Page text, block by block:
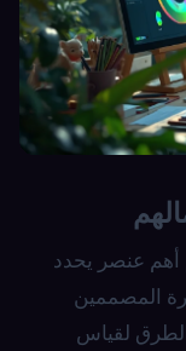
أهم عنصر يحدد
المصممين
لقياس